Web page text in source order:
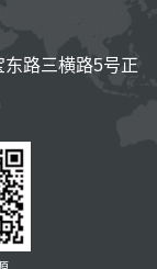
路三横路5号正